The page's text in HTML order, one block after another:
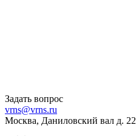
Задать вопрос
vrns@vrns.ru
Москва, Даниловский вал д. 22